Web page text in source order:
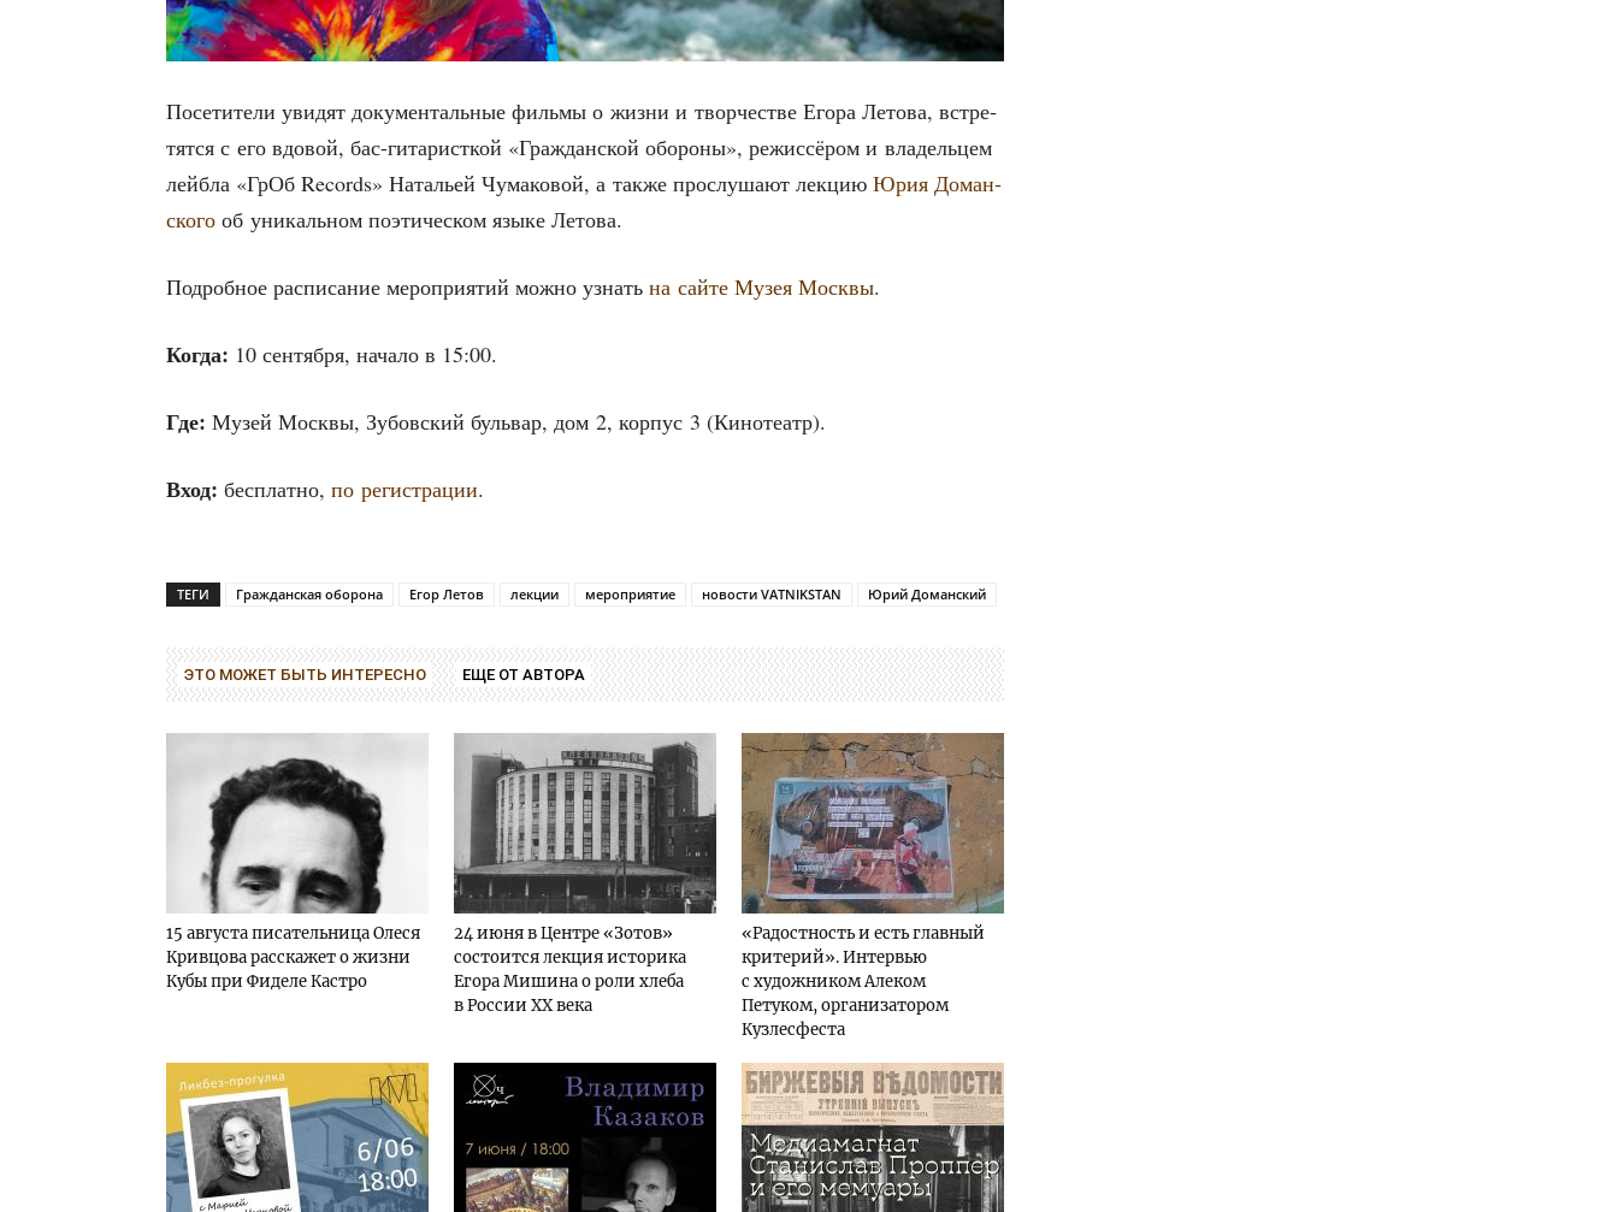
Посе­ти­те­ли уви­дят доку­мен­таль­ные филь­мы о жиз­ни и твор­че­стве Его­ра Лето­ва, встре­
тят­ся с его вдо­вой, бас-гита­рист­кой «Граж­дан­ской обо­ро­ны», режис­сё­ром и вла­дель­цем
лей­б­ла «ГрОб Records» Ната­льей Чума­ко­вой, а так­же про­слу­ша­ют лек­цию Юрия Доман­
ско­го об уни­каль­ном поэ­ти­че­ском язы­ке Летова.
Подроб­ное рас­пи­са­ние меро­при­я­тий мож­но узнать на сай­те Музея Моск­вы.
Когда: 10 сен­тяб­ря, нача­ло в 15:00.
Где: Музей Моск­вы, Зубов­ский буль­вар, дом 2, кор­пус 3 (Кино­те­атр).
Вход: бес­плат­но, по реги­стра­ции.
ТЕГИ Гражданская оборона Егор Летов лекции мероприятие новости VATNIKSTAN Юрий Доманский
ЭТО МОЖЕТ БЫТЬ ИНТЕРЕСНО ЕЩЕ ОТ АВТОРА
15 августа писательница Олеся
Кривцова расскажет о жизни
Кубы при Фиделе Кастро
24 июня в Центре «Зотов»
состоится лекция историка
Егора Мишина о роли хлеба
в России XX века
«Радостность и есть главный
критерий». Интервью
с художником Алеком
Петуком, организатором
Кузлесфеста